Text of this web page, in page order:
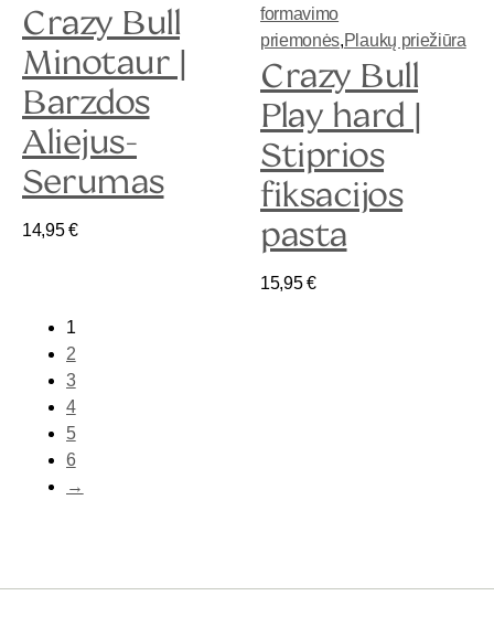
Crazy Bull
Minotaur |
Barzdos
Aliejus-
Serumas
14,95€
formavimo
priemonės,Plaukų priežiūra
Crazy Bull
Play hard |
Stiprios
fiksacijos
pasta
15,95€
1
2
3
4
5
6
→